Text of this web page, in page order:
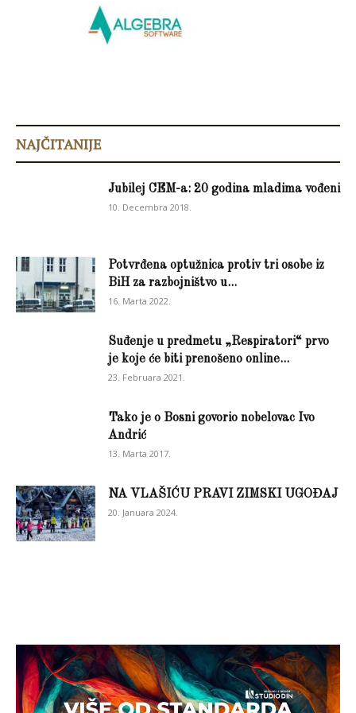
NAJČITANIJE
Jubilej CEM-a: 20 godina mladima vođeni
10. Decembra 2018.
Potvrđena optužnica protiv tri osobe iz
BiH za razbojništvo u...
16. Marta 2022.
Suđenje u predmetu „Respiratori“ prvo
je koje će biti prenošeno online...
23. Februara 2021.
Tako je o Bosni govorio nobelovac Ivo
Andrić
13. Marta 2017.
NA VLAŠIĆU PRAVI ZIMSKI UGOĐAJ
20. Januara 2024.